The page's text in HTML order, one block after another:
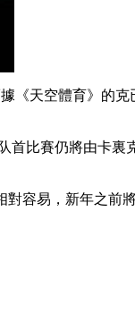
據《天空體育》的克
首比賽仍將由卡
，新年之前將